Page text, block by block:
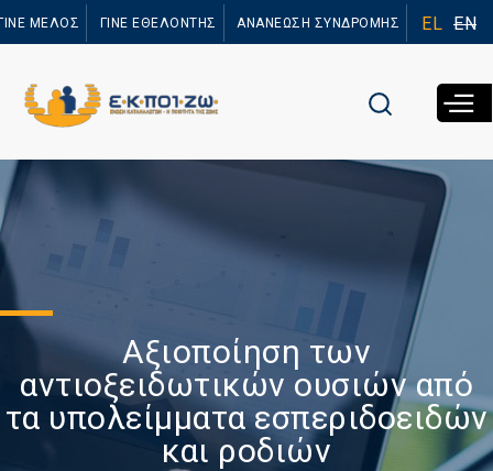
προς το
ΜΕΛΟΣ ΓΙΝΕ ΕΘΕΛΟΝΤΗΣ ΑΝΑΝΕΩΣΗ ΣΥΝΔΡΟΜΗΣ EL EN
Αξιοποίηση των
αντιοξειδωτικών ουσιών από
τα υπολείμματα εσπεριδοειδών
και ροδιών